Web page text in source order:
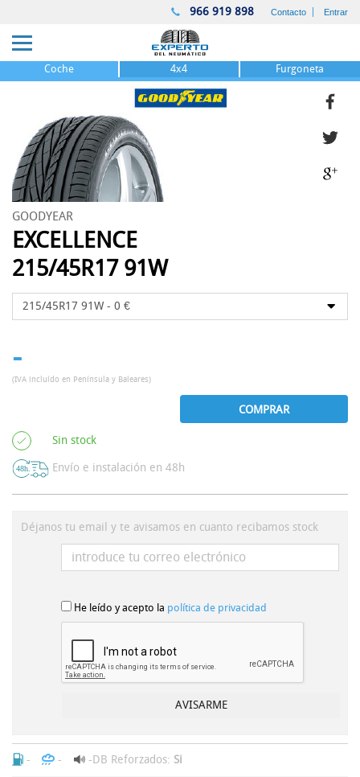
966 919 898 Contacto Entrar
Coche 4x4 Furgoneta
GOODYEAR
EXCELLENCE
215/45R17 91W
-
(IVA incluído en Península y Baleares)
COMPRAR
Sin stock
Envío e instalación en 48h
Déjanos tu email y te avisamos en cuanto recibamos stock
He leído y acepto la política de privacidad
- - -DB Reforzados: Si